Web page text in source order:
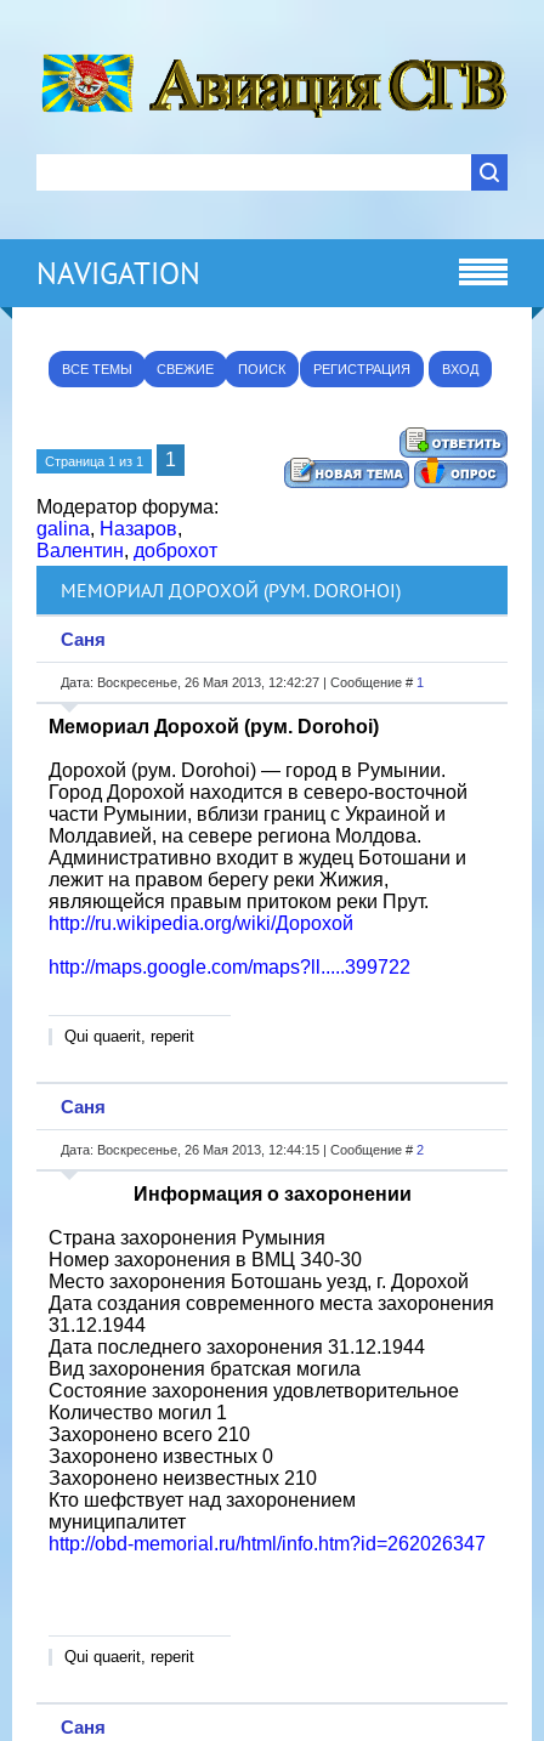
NAVIGATION
ВСЕ ТЕМЫ СВЕЖИЕ ПОИСК РЕГИСТРАЦИЯ ВХОД
Страница 1 из 1 1
Модератор форума:
galina, Назаров,
Валентин, доброхот
МЕМОРИАЛ ДОРОХОЙ (РУМ. DOROHOI)
Саня
Дата: Воскресенье, 26 Мая 2013, 12:42:27 | Сообщение # 1
Мемориал Дорохой (рум. Dorohoi)
Дорохой (рум. Dorohoi) — город в Румынии.
Город Дорохой находится в северо-восточной
части Румынии, вблизи границ с Украиной и
Молдавией, на севере региона Молдова.
Административно входит в жудец Ботошани и
лежит на правом берегу реки Жижия,
являющейся правым притоком реки Прут.
http://ru.wikipedia.org/wiki/Дорохой
http://maps.google.com/maps?ll.....399722
Qui quaerit, reperit
Саня
Дата: Воскресенье, 26 Мая 2013, 12:44:15 | Сообщение # 2
Информация о захоронении
Страна захоронения Румыния
Номер захоронения в ВМЦ З40-30
Место захоронения Ботошань уезд, г. Дорохой
Дата создания современного места захоронения
31.12.1944
Дата последнего захоронения 31.12.1944
Вид захоронения братская могила
Состояние захоронения удовлетворительное
Количество могил 1
Захоронено всего 210
Захоронено известных 0
Захоронено неизвестных 210
Кто шефствует над захоронением
муниципалитет
http://obd-memorial.ru/html/info.htm?id=262026347
Qui quaerit, reperit
Саня